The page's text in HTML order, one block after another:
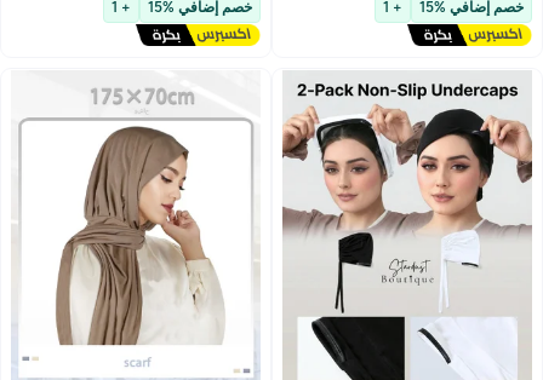
خصم إضافي %15 + 1 خصم إضافي %15 + 1